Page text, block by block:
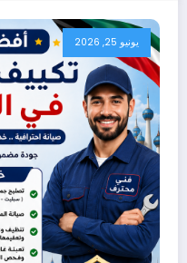
يونيو 25, 2026